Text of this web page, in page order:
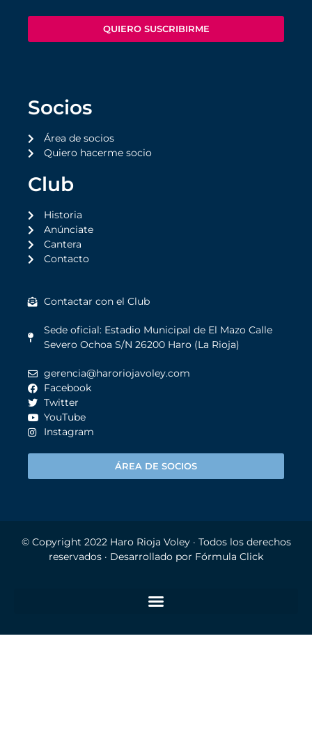
QUIERO SUSCRIBIRME
Socios
Área de socios
Quiero hacerme socio
Club
Historia
Anúnciate
Cantera
Contacto
Contactar con el Club
Sede oficial: Estadio Municipal de El Mazo Calle
Severo Ochoa S/N 26200 Haro (La Rioja)
gerencia@haroriojavoley.com
Facebook
Twitter
YouTube
Instagram
ÁREA DE SOCIOS
© Copyright 2022 Haro Rioja Voley· Todos los derechos
reservados · Desarrollado por Fórmula Click